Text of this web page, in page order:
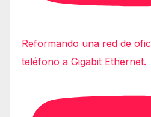
Reformando una red de
teléfono a Gigabit Ethernet.